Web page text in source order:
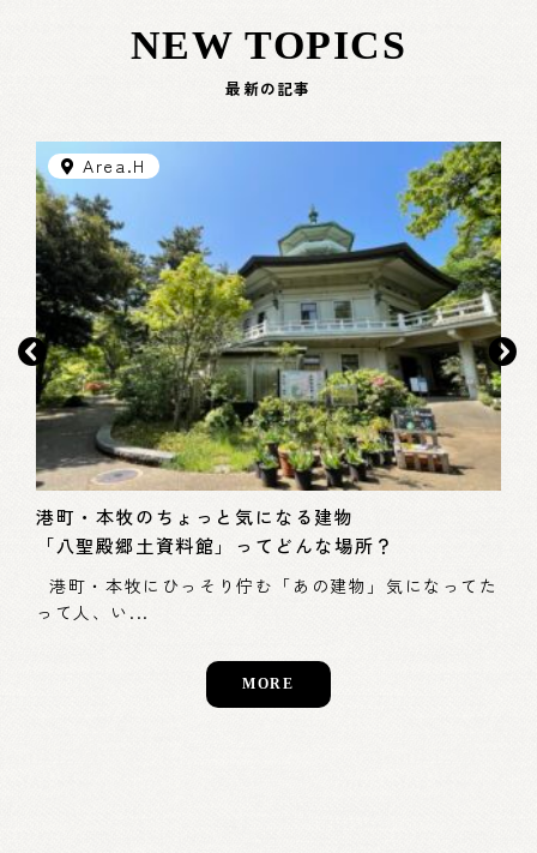
NEW TOPICS
最新の記事
Area.H
港町・本牧のちょっと気になる建物
「八聖殿郷土資料館」ってどんな場所？
港町・本牧にひっそり佇む「あの建物」気になってた
って人、い...
MORE